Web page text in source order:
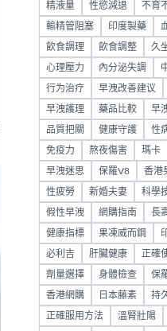
精液量 性慾減退 不育
輸精管阻塞 印度製藥
飲食調理 飲食調整 久
心理壓力 內分泌失調
行为治疗 早洩改善建议
早洩護理 藥品比較 早
品質把關 健康守護 性
免疫力 熬夜傷害 瑪卡
早洩迷思 保羅V8 香港
性疲勞 新婚夫妻 科學
假性早洩 網購指南 長
健康指標 果凍威而鋼
必利吉 肝臟健康 正確
劑量選擇 身體檢查 保
香港網購 日本藤素 持
正確服用方法 溫腎壯陽